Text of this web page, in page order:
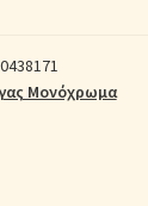
Μονόχρωμα